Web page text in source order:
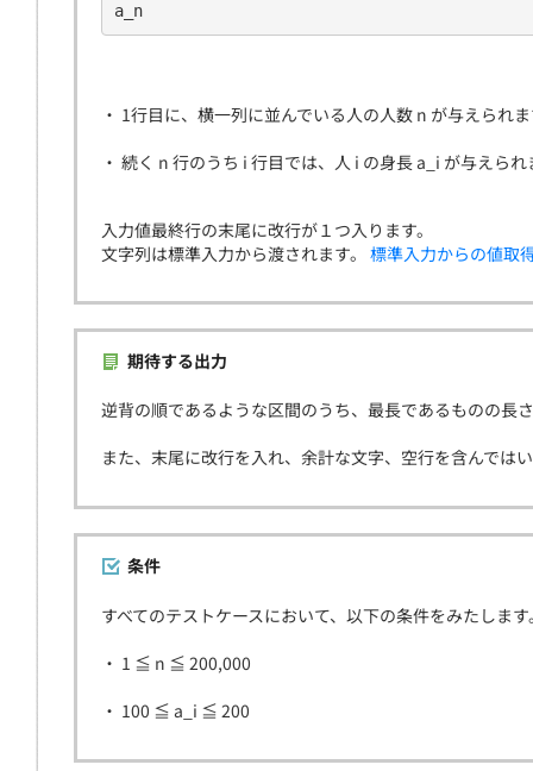
a_n
・ 1行目に、横一列に並んでいる人の人数 n が与えられ
・ 続く n 行のうち i 行目では、人 i の身長 a_i が与えられ
入力値最終行の末尾に改行が１つ入ります。
文字列は標準入力から渡されます。 標準入力からの値取
期待する出力
逆背の順であるような区間のうち、最長であるものの長
また、末尾に改行を入れ、余計な文字、空行を含んでは
条件
すべてのテストケースにおいて、以下の条件をみたします
・ 1 ≦ n ≦ 200,000
・ 100 ≦ a_i ≦ 200